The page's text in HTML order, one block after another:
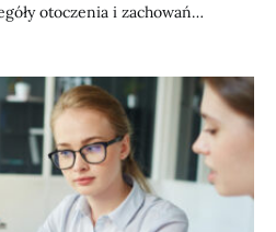
otoczenia i zachowań…